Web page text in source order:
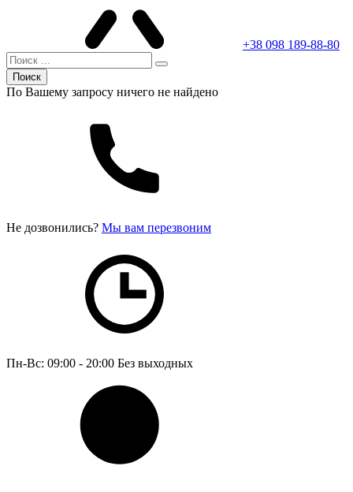
+38 098 189-88-80
Поиск
По Вашему запросу ничего не найдено
Не дозвонились? Мы вам перезвоним
Пн-Вс: 09:00 - 20:00 Без выходных